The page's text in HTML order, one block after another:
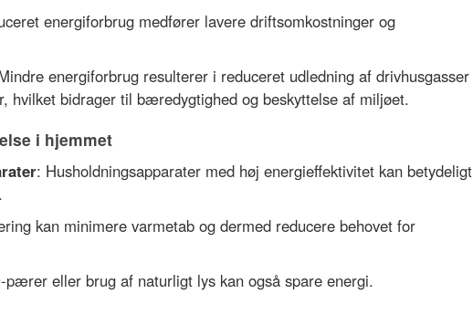
energiforbrug medfører lavere driftsomkostninger og
energiforbrug resulterer i reduceret udledning af drivhusgasser
hvilket bidrager til bæredygtighed og beskyttelse af miljøet.
i hjemmet
: Husholdningsapparater med høj energieffektivitet kan betydeligt
kan minimere varmetab og dermed reducere behovet for
pærer eller brug af naturligt lys kan også spare energi.